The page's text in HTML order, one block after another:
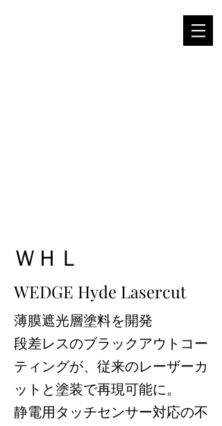
ＷＨＬ
WEDGE Hyde Lasercut
薄膜遮光層塗料を開発
段差レスのブラックアウトコー
ティングが、従来のレーザーカ
ットと塗装で再現可能に。
静電用タッチセンサー対応の不